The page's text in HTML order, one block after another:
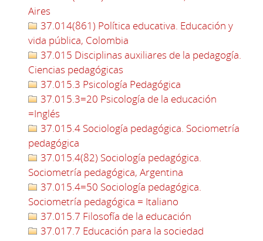
Aires
37.014(861) Política educativa. Educación y
vida pública, Colombia
37.015 Disciplinas auxiliares de la pedagogía.
Ciencias pedagógicas
37.015.3 Psicología Pedagógica
37.015.3=20 Psicología de la educación
=Inglés
37.015.4 Sociología pedagógica. Sociometría
pedagógica
37.015.4(82) Sociología pedagógica.
Sociometría pedagógica, Argentina
37.015.4=50 Sociología pedagógica.
Sociometría pedagógica = Italiano
37.015.7 Filosofía de la educación
37.017.7 Educación para la sociedad